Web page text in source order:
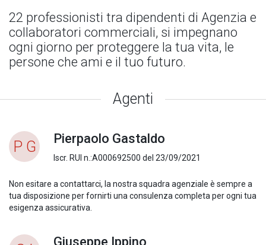
22 professionisti tra dipendenti di Agenzia e
collaboratori commerciali, si impegnano
ogni giorno per proteggere la tua vita, le
persone che ami e il tuo futuro.
Agenti
P G Pierpaolo Gastaldo
Iscr. RUI n.:A000692500 del 23/09/2021
Non esitare a contattarci, la nostra squadra agenziale è sempre a
tua disposizione per fornirti una consulenza completa per ogni tua
esigenza assicurativa.
Giuseppe Ippino